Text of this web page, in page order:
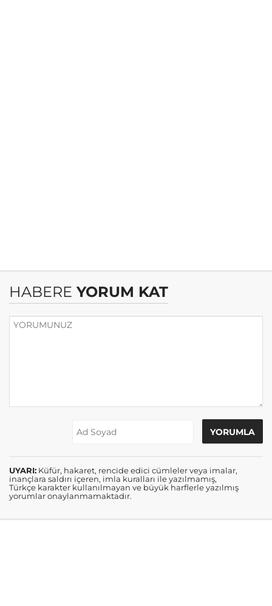
HABERE YORUM KAT
UYARI: Küfür, hakaret, rencide edici cümleler veya imalar,
inançlara saldırı içeren, imla kuralları ile yazılmamış,
Türkçe karakter kullanılmayan ve büyük harflerle yazılmış
yorumlar onaylanmamaktadır.